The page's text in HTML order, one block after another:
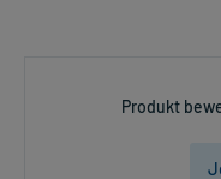
Produkt